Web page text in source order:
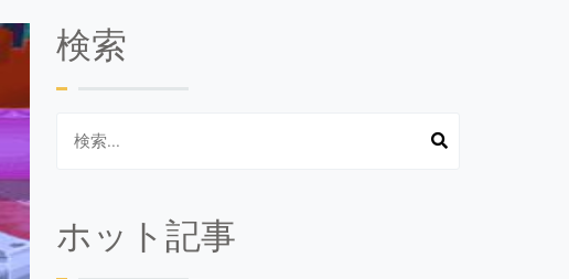
検索
ホット記事